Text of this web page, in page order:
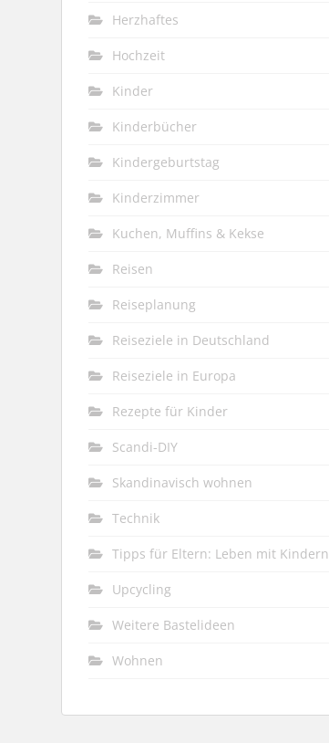
Herzhaftes
Hochzeit
Kinder
Kinderbücher
Kindergeburtstag
Kinderzimmer
Kuchen, Muffins & Kekse
Reisen
Reiseplanung
Reiseziele in Deutschland
Reiseziele in Europa
Rezepte für Kinder
Scandi-DIY
Skandinavisch wohnen
Technik
Tipps für Eltern: Leben mit Kindern
Upcycling
Weitere Bastelideen
Wohnen